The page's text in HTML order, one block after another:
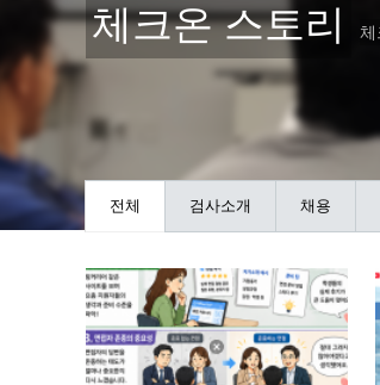
체크온 스토리
전체 검사소개 채용